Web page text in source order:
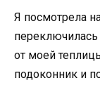
Я посмотрела
от моей
подоконник и